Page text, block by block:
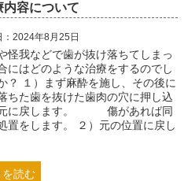
容について
：2024年8月25日
怪我などで歯が抜け落ちてしまっ
にはどのような治療をするのでし
？ １）まず麻酔を施し、その後に
ちた歯を抜けた歯肉の穴に押し込
に戻します。 傷があれば同
置をします。 ２）元の位置に戻し
読む